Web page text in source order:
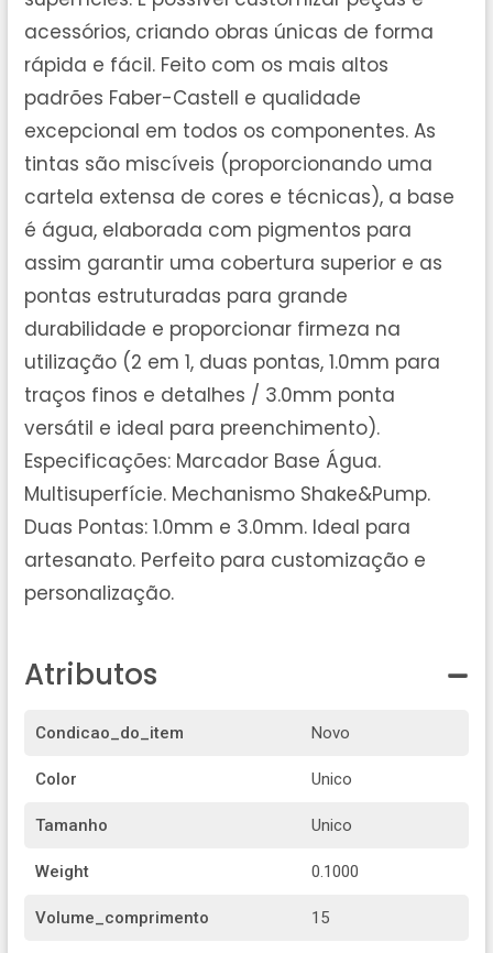
acessórios, criando obras únicas de forma
rápida e fácil. Feito com os mais altos
padrões Faber-Castell e qualidade
excepcional em todos os componentes. As
tintas são miscíveis (proporcionando uma
cartela extensa de cores e técnicas), a base
é água, elaborada com pigmentos para
assim garantir uma cobertura superior e as
pontas estruturadas para grande
durabilidade e proporcionar firmeza na
utilização (2 em 1, duas pontas, 1.0mm para
traços finos e detalhes / 3.0mm ponta
versátil e ideal para preenchimento).
Especificações: Marcador Base Água.
Multisuperfície. Mechanismo Shake&Pump.
Duas Pontas: 1.0mm e 3.0mm. Ideal para
artesanato. Perfeito para customização e
personalização.
Atributos
Condicao_do_item Novo
Color Unico
Tamanho Unico
Weight 0.1000
Volume_comprimento 15